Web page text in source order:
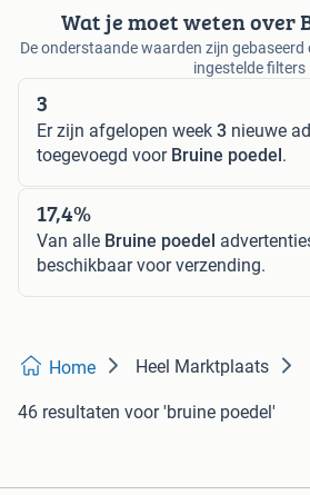
Wat je moet weten over
De onderstaande waarden zijn
ingestelde filters
3
Er zijn afgelopen week 3 nieuwe
toegevoegd voor Bruine poedel .
17,4%
Van alle Bruine poedel
beschikbaar voor verzending.
Home Heel Marktplaats
46 resultaten voor 'bruine poedel'